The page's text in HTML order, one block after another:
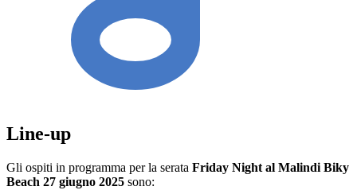
Line-up
Gli ospiti in programma per la serata Friday Night al Malindi Biky
Beach 27 giugno 2025 sono: